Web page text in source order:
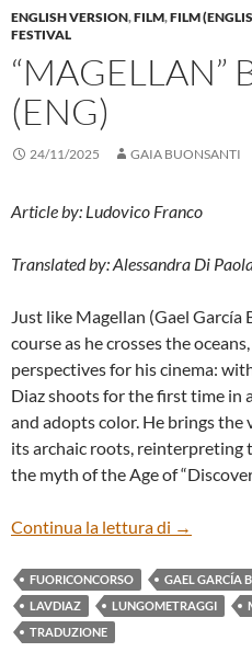
ENGLISH VERSION,FILM,FILM
FESTIVAL
“MAGELLAN”
(ENG)
24/11/2025 GAIA BUONSANTI
Article by: Ludovico Franco
Translated by: Alessandra Di
Just like Magellan (Gael García
course as he crosses the
perspectives for his cinema:
Diaz shoots for the first time in
and adopts color. He brings
its archaic roots, reinterpreting
the myth of the Age of
Continua la lettura di →
FUORICONCORSO GAEL GARCÍA
LAVDIAZ
LUNGOMETRAGGI
TRADUZIONE